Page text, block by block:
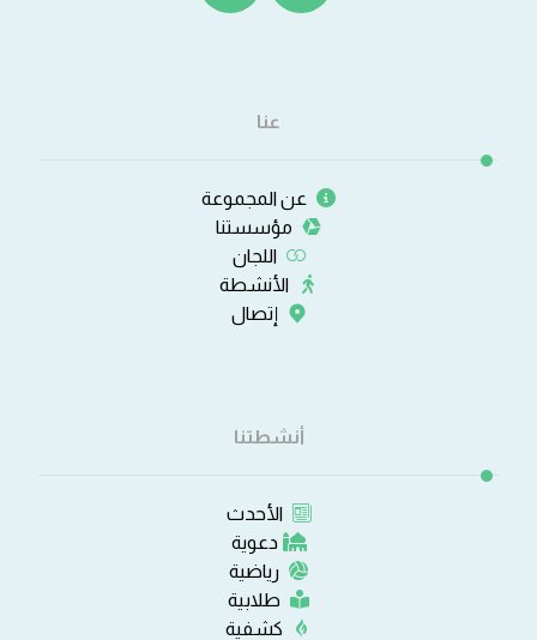
عنا
عن المجموعة
مؤسستنا
اللجان
الأنشطة
إتصال
أنشطتنا
الأحدث
دعوية
رياضية
طلابية
كشفية